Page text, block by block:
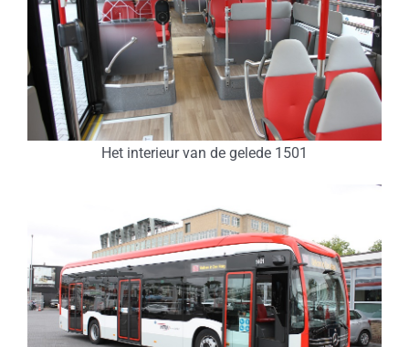
Het interieur van de gelede 1501